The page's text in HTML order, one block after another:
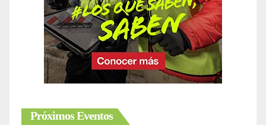
Próximos Eventos